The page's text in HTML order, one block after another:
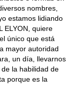
nombres,
estamos lidiando
ELYON, quiere
único que está
mayor autoridad
un día, llevarnos
la habilidad de
porque es la